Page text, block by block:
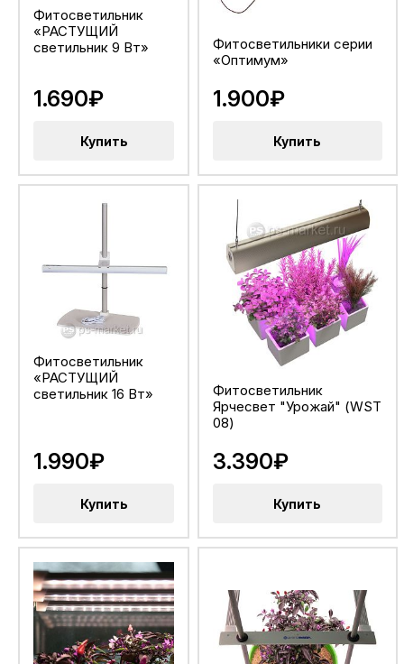
Фитосветильник
«РАСТУЩИЙ
светильник 9 Вт»
1.690₽
Купить
Фитосветильники серии
«Оптимум»
1.900₽
Купить
Фитосветильник
«РАСТУЩИЙ
светильник 16 Вт»
1.990₽
Купить
Фитосветильник
Ярчесвет "Урожай" (WST
08)
3.390₽
Купить